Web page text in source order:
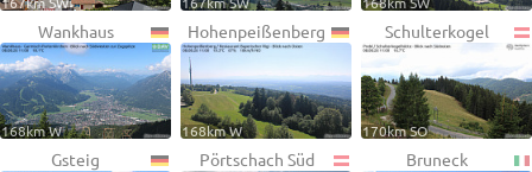
Wankhaus
168km W
Hohenpeißenberg
168km W
Schulterkogel
170km SO
Gsteig Pörtschach Süd Bruneck